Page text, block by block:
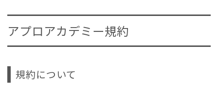
アプロアカデミー規約
規約について